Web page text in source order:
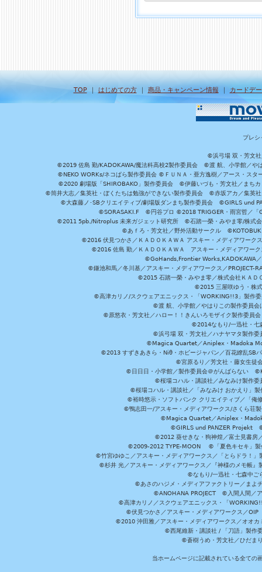
TOP｜ はじめての方｜ 商品・キャンペーン情報 ｜ カードデ
プレシ
©浜弓場 双・芳文社
©2019 佐島 勤/KADOKAWA/魔法科高校2製作委員会 ©渡 航、小学館／や
©NEKO WORKs/ネコぱら製作委員会 ©ＦＵＮＡ・亜方逸樹／アース・ス
©2020 劇場版「SHIROBAKO」製作委員会 ©伊藤いづも・芳文社／まち
©筒井大志／集英社・ぼくたちは勉強ができない製作委員会 ©赤坂アカ／集英
©大森藤ノ･SBクリエイティブ/劇場版ダンまち製作委員会 ©GIRLS und
©SORASAKI.F ©円谷プロ ©2018 TRIGGER・雨宮哲／
©2011 5pb./Nitroplus 未来ガジェット研究所 ©石踏一榮・みやま零/株式
©あｆろ・芳文社／野外活動サークル
©2016 伏見つかさ／ＫＡＤＯＫＡＷＡ アスキー・メディアワー
©2016 佐島 勤／ＫＡＤＯＫＡＷＡ アスキー・メディアワ
©GoHands,Frontier Works,KADOKAWA
©鎌池和馬／冬川基／アスキー・メディアワークス／
©2015 石踏一榮・みやま零／株式会社ＫＡＤ
©2015 三屋咲ゆう・株
©高津カリノ/スクウェアエニックス・「WORKING!!3」製作
©渡 航、小学館／やはりこの製作委員
©原悠衣・芳文社／ハロー！！きんいろモザイク製作委員
©2014なもり/一迅社・
©浜弓場 双・芳文社／ハナヤマタ製作
©Magica Quartet／Aniplex・Madoka
©2013 すずきあきら・Niθ・ホビージャパン／百花繚乱
©宮原るり／芳文社・藤女生徒
©日日日・小学館／製作委員会＠がんばらない
©桜場コハル・講談社／みなみけ製作
©桜場コハル・講談社／「みなみけ おかえり」
©裕時悠示・ソフトバンク クリエイティブ／「
©鴨志田一/アスキー・メディアワークス/さく
©Magica Quartet／Aniplex・
©GIRLS und PANZER Projekt ©
©2012 葵せきな・狗神煌／富士見書
©2009-2012 TYPE-MOON ©「夏色キセキ」製
©竹宮ゆゆこ／アスキー・メディアワークス／「とらドラ！
©杉井 光／アスキー・メディアワークス／『神様のメモ帳
©なもり/一迅社・七森中
©あさのハジメ・メディアファクトリー／ま
©ANOHANA PROJECT ©入間人間／ア
©高津カリノ／スクウェアエニックス・「
©伏見つかさ／アスキー・メディアワークス／
©2010 沖田雅／アスキー・メディアワークス／オオ
©西尾維新・講談社 / 「刀語」製作
©蒼樹うめ・芳文社／ひだま
当ホームページに記載されている全ての